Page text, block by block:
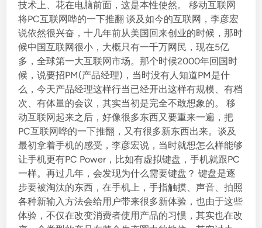
技术上、花在电脑前面，这是本性使然。 移动互联网
将PC互联网哗的一下推翻 谈及如今的互联网，李彦宏
说依然很兴奋，十几年前从美国回来创业的时候，那时
候中国互联网很小，大概只有一千万网民，现在5亿
多，全球第一大互联网市场。那个时候2000年回国时
候，说要招PM(产品经理)，当时没有人知道PM是什
么，今天产品经理这样行当已经开出这样有规模、有档
次、有体量的会议，其实当初是完全不敢想象的。 移
动互联网起来之后，好像很多东西又要重来一遍，把
PC互联网哗的一下推翻，又有很多新东西出来。谈及
最初拿着手机的感受，李彦宏说，当时就想怎么样能够
让手机更有PC Power，比如有虚拟键盘，手机就跟PC
一样。再过几年，会发现为什么需要键盘？ 键盘是逐
步要被淘汰的东西，在手机上，手指触摸、声音、拍照
各种新输入方法会给用户带来很多新体验，也由于这些
体验，不仅在改变消费者使用产品的习惯，其实也在改